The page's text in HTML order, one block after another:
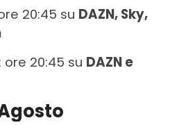
20:45 su DAZN, Sky,
ore 20:45 su DAZN e